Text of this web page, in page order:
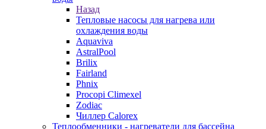
Назад
Тепловые насосы для нагрева или
охлаждения воды
Aquaviva
AstralPool
Brilix
Fairland
Phnix
Procopi Climexel
Zodiac
Чиллер Calorex
Теплообменники - нагреватели для бассейна